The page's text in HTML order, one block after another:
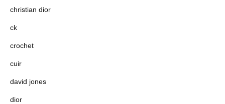
christian dior
ck
crochet
cuir
david jones
dior